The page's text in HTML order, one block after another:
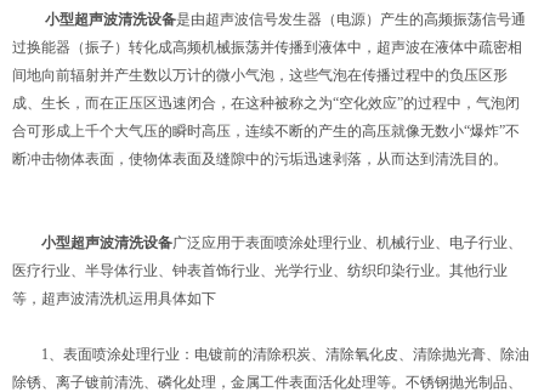
小型超声波清洗设备是由超声波信号发生器（电源）产生的高频振荡信号通
过换能器（振子）转化成高频机械振荡并传播到液体中，超声波在液体中疏密相
间地向前辐射并产生数以万计的微小气泡，这些气泡在传播过程中的负压区形
成、生长，而在正压区迅速闭合，在这种被称之为“空化效应”的过程中，气泡闭
合可形成上千个大气压的瞬时高压，连续不断的产生的高压就像无数小“爆炸”不
断冲击物体表面，使物体表面及缝隙中的污垢迅速剥落，从而达到清洗目的。
小型超声波清洗设备广泛应用于表面喷涂处理行业、机械行业、电子行业、
医疗行业、半导体行业、钟表首饰行业、光学行业、纺织印染行业。其他行业
等，超声波清洗机运用具体如下
1、表面喷涂处理行业：电镀前的清除积炭、清除氧化皮、清除抛光膏、除油
除锈、离子镀前清洗、磷化处理，金属工件表面活化处理等。不锈钢抛光制品、